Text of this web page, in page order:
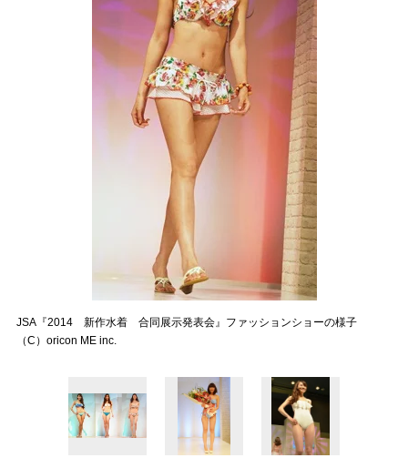
JSA『2014 新作水着 合同展示発表会』ファッションショーの様子
（C）oricon ME inc.